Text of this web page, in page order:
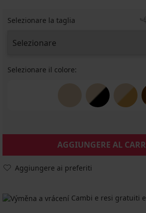
Selezionare la taglia
Selezionare il colore:
AGGIUNGERE AL
Aggiungere ai preferiti
Cambi e resi gratuiti